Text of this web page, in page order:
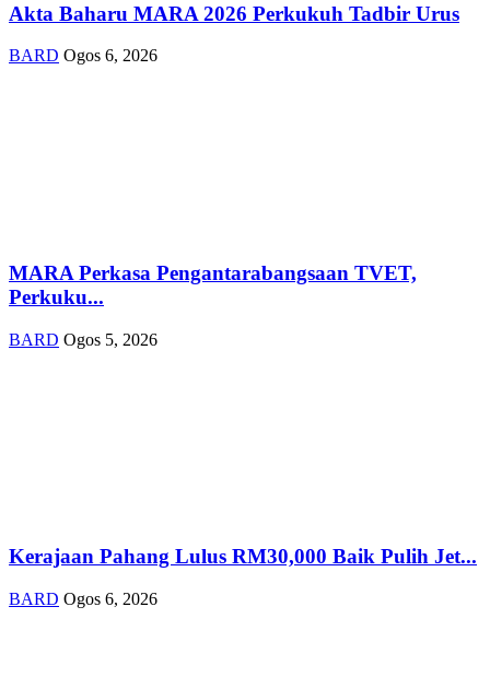
Akta Baharu MARA 2026 Perkukuh Tadbir Urus
BARD Ogos 6, 2026
MARA Perkasa Pengantarabangsaan TVET,
Perkuku...
BARD Ogos 5, 2026
Kerajaan Pahang Lulus RM30,000 Baik Pulih Jet...
BARD Ogos 6, 2026